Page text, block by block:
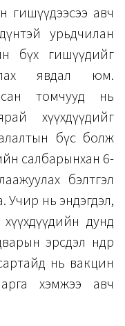
гишүүдээсээ авч
урьдчилан
бүх гишүүдийг
явдал юм.
томчууд нь
хүүхдүүдийг
бүс болж
салбарынхан 6-
бэлтгэл
нь эндэгдэл,
дунд
эрсдэл өндөр
нь вакцин
хэмжээ авч